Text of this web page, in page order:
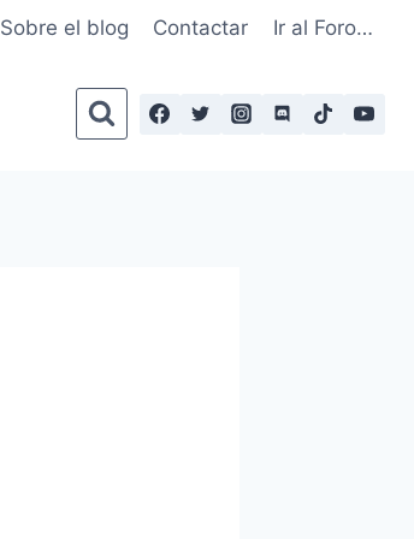
Sobre el blog Contactar Ir al Foro…